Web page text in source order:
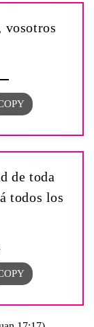
vosotros
de toda
todos los